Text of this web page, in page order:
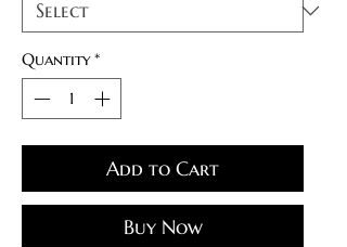
Quantity *
Add to Cart
Buy Now